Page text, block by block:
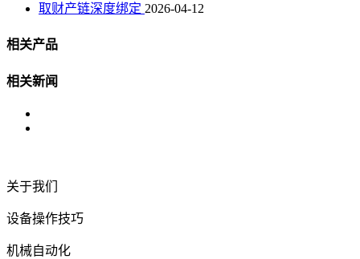
取财产链深度绑定 2026-04-12
相关产品
相关新闻
关于我们
设备操作技巧
机械自动化